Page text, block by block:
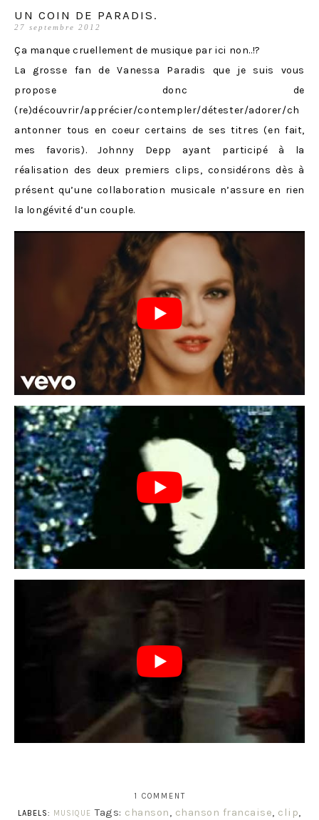
UN COIN DE PARADIS.
27 septembre 2012
Ça manque cruellement de musique par ici non..!?
La grosse fan de Vanessa Paradis que je suis vous
propose donc de
(re)découvrir/apprécier/contempler/détester/adorer/ch
antonner tous en coeur certains de ses titres (en fait,
mes favoris). Johnny Depp ayant participé à la
réalisation des deux premiers clips, considérons dès à
présent qu’une collaboration musicale n’assure en rien
la longévité d’un couple.
1 COMMENT
LABELS:
MUSIQUE Tags: chanson, chanson francaise, clip,